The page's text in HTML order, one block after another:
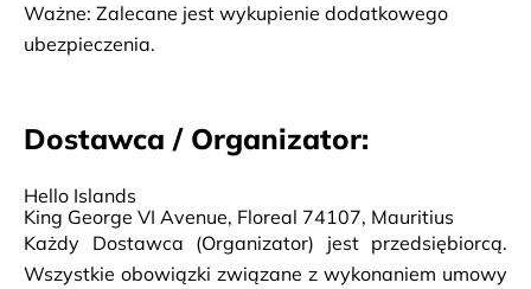
Ważne: Zalecane jest wykupienie dodatkowego
ubezpieczenia.
Dostawca / Organizator:
Hello Islands
King George VI Avenue, Floreal 74107, Mauritius
Każdy Dostawca (Organizator) jest przedsiębiorcą.
Wszystkie obowiązki związane z wykonaniem umowy